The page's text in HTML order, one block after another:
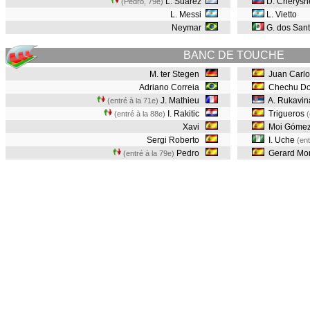
L. Messi
Neymar
L. Vietto
G. dos
BANC DE TOUCHE
M. ter Stegen
Adriano Correia
(entré à la 71e) J. Mathieu
(entré à la 88e)
I. Rakitic
Xavi
Sergi Roberto
(entré à la 79e) Pedro
Juan
Chechu
A.
Trigueros
Moi
I. Uche
Gerard